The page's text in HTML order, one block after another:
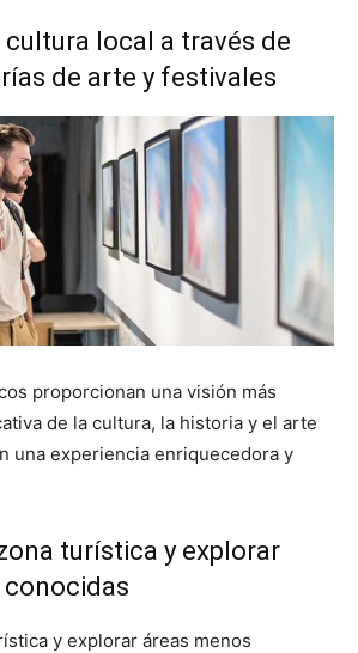
cultura local a través de
de arte y festivales
proporcionan una visión más
de la cultura, la historia y el arte
una experiencia enriquecedora y
turística y explorar
conocidas
y explorar áreas menos